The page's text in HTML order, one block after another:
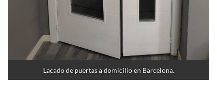
Lacado de puertas a domicilio en Barcelona.